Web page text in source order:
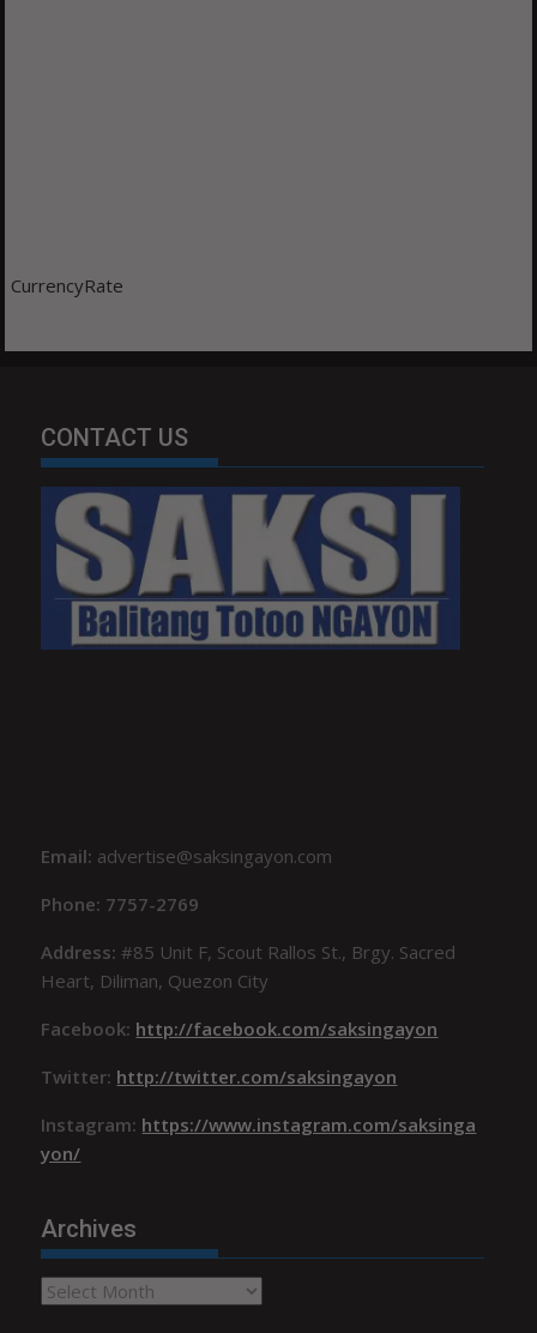
CurrencyRate
CONTACT US
Email: advertise@saksingayon.com
Phone: 7757-2769
Address:#85 Unit F, Scout Rallos St., Brgy. Sacred
Heart, Diliman, Quezon City
Facebook: http://facebook.com/saksingayon
Twitter: http://twitter.com/saksingayon
Instagram: https://www.instagram.com/saksinga
yon/
Archives
Archives